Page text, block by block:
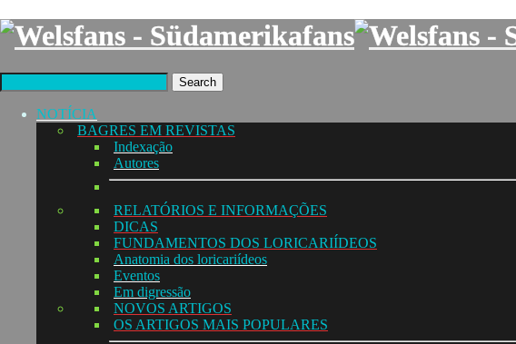
Search
NOTÍCIA
BAGRES EM REVISTAS
Indexação
Autores
RELATÓRIOS E INFORMAÇÕES
DICAS
FUNDAMENTOS DOS LORICARIÍDEOS
Anatomia dos loricariídeos
Eventos
Em digressão
NOVOS ARTIGOS
OS ARTIGOS MAIS POPULARES